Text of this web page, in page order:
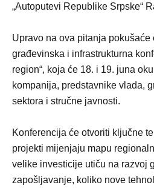
„Autoputevi Republike Srpske“
Upravo na ova pitanja
građevinska i infrastrukturna
region“, koja će 18. i 19. juna
kompanija, predstavnike vlada,
sektora i stručne javnosti.
Konferencija će otvoriti ključne
projekti mijenjaju mapu
velike investicije utiču na razvoj
zapošljavanje, koliko nove